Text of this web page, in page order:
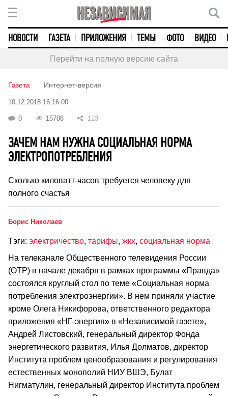
НОВОСТИ ГАЗЕТА ПРИЛОЖЕНИЯ ТЕМЫ ФОТО ВИДЕО
Перейти на полную версию сайта
Газета Интернет-версия
10.12.2018 16:16:00
0 15708 123
ЗАЧЕМ НАМ НУЖНА СОЦИАЛЬНАЯ НОРМА
ЭЛЕКТРОПОТРЕБЛЕНИЯ
Сколько киловатт-часов требуется человеку для
полного счастья
Борис Николаев
Тэги: электричество, тарифы, жкх, социальная норма
На телеканале Общественного телевидения России
(ОТР) в начале декабря в рамках программы «Правда»
состоялся круглый стол по теме «Социальная норма
потребления электроэнергии». В нем приняли участие
кроме Олега Никифорова, ответственного редактора
приложения «НГ-энергия» в «Независимой газете»,
Андрей Листовский, генеральный директор Фонда
энергетического развития, Илья Долматов, директор
Института проблем ценообразования и регулирования
естественных монополий НИУ ВШЭ, Булат
Нигматулин, генеральный директор Института проблем